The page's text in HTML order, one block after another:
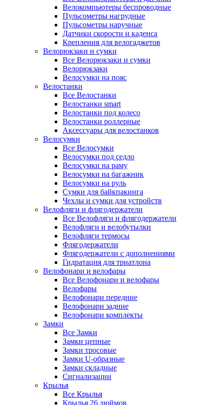
Велокомпьютеры беспроводные
Пульсометры нагрудные
Пульсометры наручные
Датчики скорости и каденса
Крепления для велогаджетов
Велорюкзаки и сумки
Все Велорюкзаки и сумки
Велорюкзаки
Велосумки на пояс
Велостанки
Все Велостанки
Велостанки smart
Велостанки под колесо
Велостанки роллерные
Аксессуары для велостанков
Велосумки
Все Велосумки
Велосумки под седло
Велосумки на раму
Велосумки на багажник
Велосумки на руль
Сумки для байкпакинга
Чехлы и сумки для устройств
Велофляги и флягодержатели
Все Велофляги и флягодержатели
Велофляги и велобутылки
Велофляги термосы
Флягодержатели
Флягодержатели с дополнениями
Гидратация для триатлона
Велофонари и велофары
Все Велофонари и велофары
Велофары
Велофонари передние
Велофонари задние
Велофонари комплекты
Замки
Все Замки
Замки цепные
Замки тросовые
Замки U-образные
Замки складные
Сигнализации
Крылья
Все Крылья
Крылья 26 дюймов